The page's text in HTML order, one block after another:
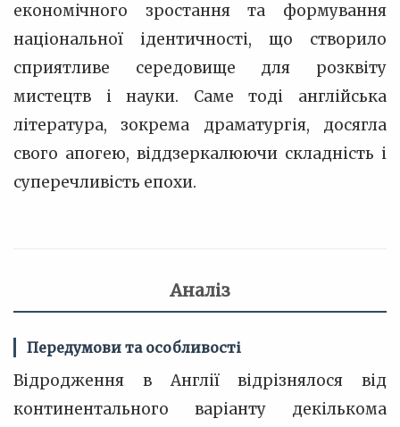
економічного зростання та формування
національної ідентичності, що створило
сприятливе середовище для розквіту
мистецтв і науки. Саме тоді англійська
література, зокрема драматургія, досягла
свого апогею, віддзеркалюючи складність і
суперечливість епохи.
Аналіз
Передумови та особливості
Відродження в Англії відрізнялося від
континентального варіанту декількома